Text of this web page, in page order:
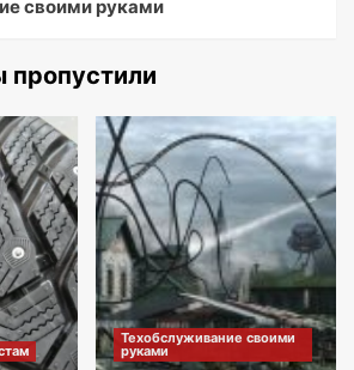
своими руками
Техобслуживание своими
руками